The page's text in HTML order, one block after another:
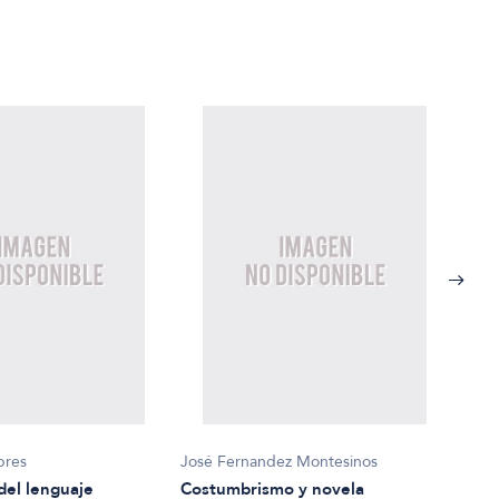
lenguaje
José Fernandez Montesinos
Costumbrismo y novela